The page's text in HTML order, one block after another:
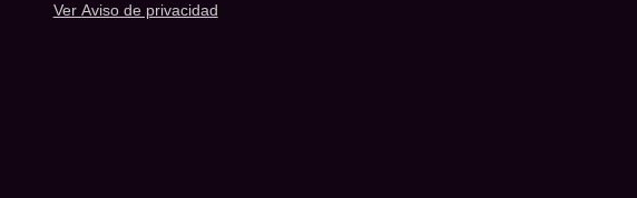
Ver Aviso de privacidad